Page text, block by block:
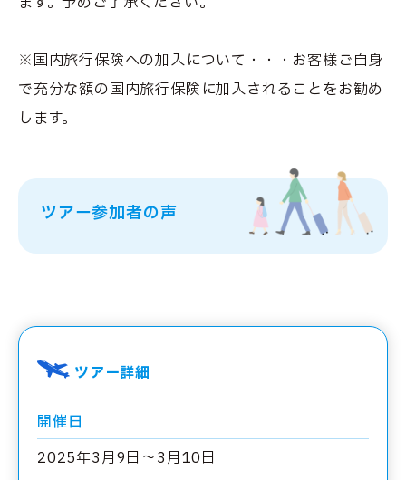
※国内旅行保険への加入について・・・お客様ご自身
で充分な額の国内旅行保険に加入されることをお勧め
します。
ツアー参加者の声
ツアー詳細
開催日
2025年3月9日～3月10日